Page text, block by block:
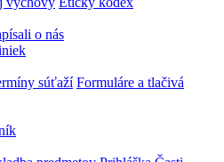
o nás
súťaží Formuláre a tlačivá